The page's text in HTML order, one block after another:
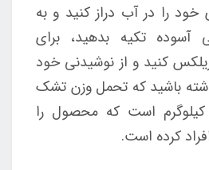
خود را در آب دراز کنید و به
آسوده تکیه بدهید، برای
کنید و از نوشیدنی خود
باشید که تحمل وزن تشک
شناور روی آب 100 کیلوگرم است که محصول را
کرده است.